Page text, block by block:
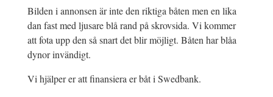
Bilden i annonsen är inte den riktiga båten men en lika
dan fast med ljusare blå rand på skrovsida. Vi kommer
att fota upp den så snart det blir möjligt. Båten har blåa
dynor invändigt.
Vi hjälper er att finansiera er båt i Swedbank.